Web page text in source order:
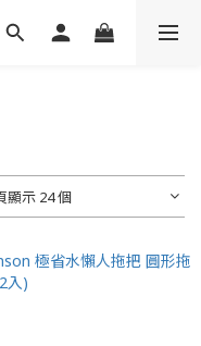
顯示 24 個